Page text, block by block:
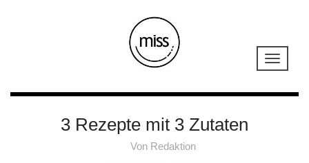
3 Rezepte mit 3 Zutaten
Von Redaktion